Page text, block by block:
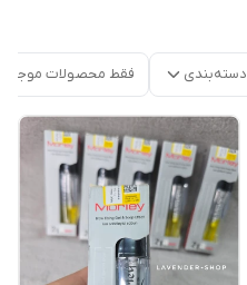
دسته‌بندی فقط محصولات موجود